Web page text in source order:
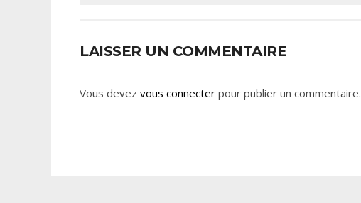
LAISSER UN COMMENTAIRE
Vous devez vous connecter pour publier un commentaire.